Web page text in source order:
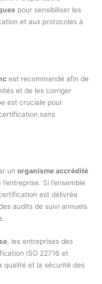
pour sensibiliser les
et aux protocoles à
est recommandé afin de
et de les corriger
est cruciale pour
sans
unorganisme accrédité
Si l’ensemble
est délivrée
audits de suivi annuels
, les entreprises des
ISO 22716 et
qualité et la sécurité des